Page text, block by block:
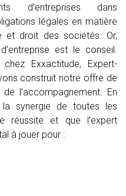
d’entreprises dans
légales en matière
et droit des sociétés. Or,
est le conseil.
Exxactitude, Expert-
construit notre offre de
l’accompagnement. En
synergie de toutes les
et que l’expert
à jouer pour :